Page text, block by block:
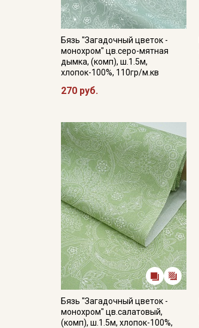
Бязь "Загадочный цветок -
монохром" цв.серо-мятная
дымка, (комп), ш.1.5м,
хлопок-100%, 110гр/м.кв
270 руб.
Бязь "Загадочный цветок -
монохром" цв.салатовый,
(комп), ш.1.5м, хлопок-100%,